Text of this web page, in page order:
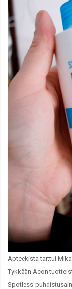
Apteekista tarttui
Tykkään Acon
Spotless-